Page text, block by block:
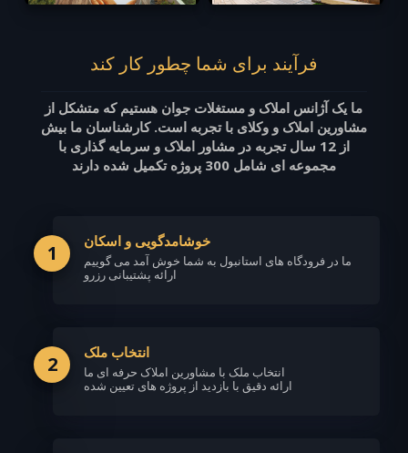
فرآیند برای شما چطور کار کند
ما یک آژانس املاک و مستغلات جوان هستیم که متشکل از
مشاورین املاک و وکلای با تجربه است. کارشناسان ما بیش
از 12 سال تجربه در مشاور املاک و سرمایه گذاری با
مجموعه ای شامل 300 پروژه تکمیل شده دارند
1 خوشامدگویی و اسکان
ما در فرودگاه های استانبول به شما خوش آمد می گوییم
ارائه پشتیبانی رزرو
2 انتخاب ملک
انتخاب ملک با مشاورین املاک حرفه ای ما
ارائه دقیق با بازدید از پروژه های تعیین شده